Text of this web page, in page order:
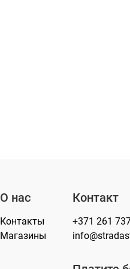
О нас
Контакты
Магазины
Контакт
+371 261